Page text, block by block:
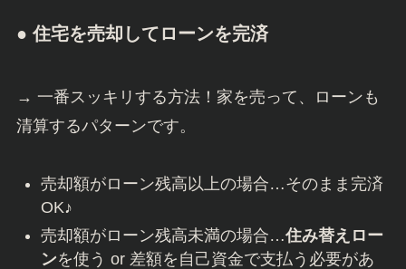
● 住宅を売却してローンを完済
→ 一番スッキリする方法！家を売って、ローンも
清算するパターンです。
売却額がローン残高以上の場合…そのまま完済
OK♪
売却額がローン残高未満の場合…住み替えロー
ンを使う or 差額を自己資金で支払う必要があ